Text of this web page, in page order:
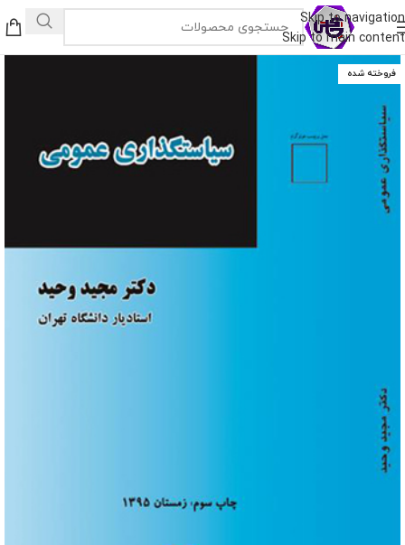
Skip to navigation
Skip to main content
فروخته شده